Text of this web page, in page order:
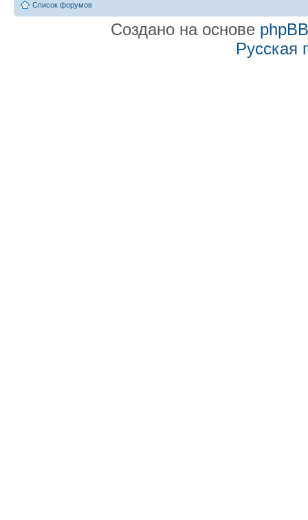
Список форумов
Создано на основе phpBB
Русская